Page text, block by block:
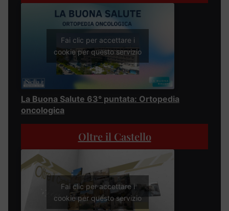
Fai clic per accettare i
cookie per questo servizio
La Buona Salute 63° puntata: Ortopedia
oncologica
Oltre il Castello
Fai clic per accettare i
cookie per questo servizio